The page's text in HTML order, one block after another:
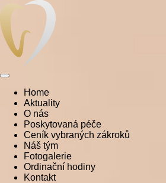
Home
Aktuality
O nás
Poskytovaná péče
Ceník vybraných zákroků
Náš tým
Fotogalerie
Ordinační hodiny
Kontakt